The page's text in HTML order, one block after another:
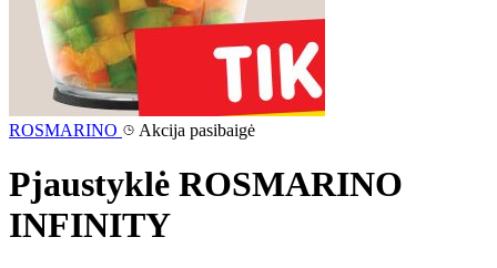
ROSMARINO Akcija pasibaigė
Pjaustyklė ROSMARINO
INFINITY